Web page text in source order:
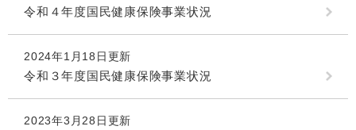
令和４年度国民健康保険事業状況
2024年1月18日更新
令和３年度国民健康保険事業状況
2023年3月28日更新